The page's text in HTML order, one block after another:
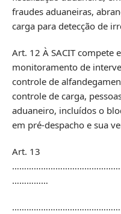
fraudes aduaneiras,
carga para detecção de
Art. 12 À SACIT compete
monitoramento de
controle de
controle de carga,
aduaneiro, incluídos o
em pré-despacho e sua
Art. 13
……………